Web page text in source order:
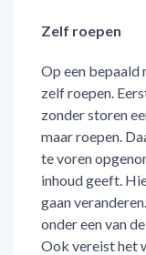
Zelf roepen
Op een bepaald
zelf roepen.
zonder storen
maar roepen.
te voren
inhoud geeft.
gaan
onder een van
Ook vereist het